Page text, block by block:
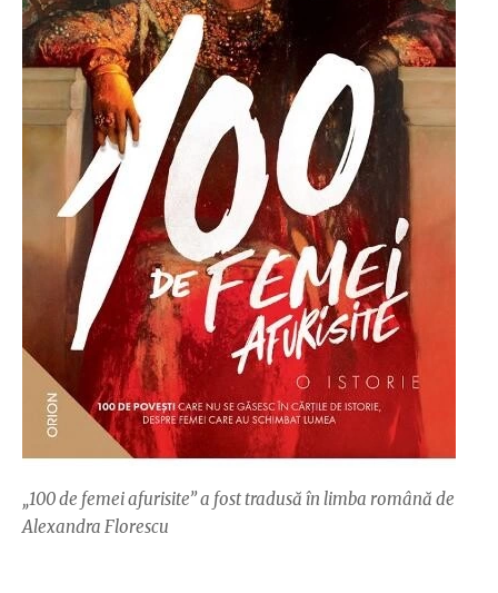
„100 de femei afurisite” a fost tradusă în limba română de
Alexandra Florescu